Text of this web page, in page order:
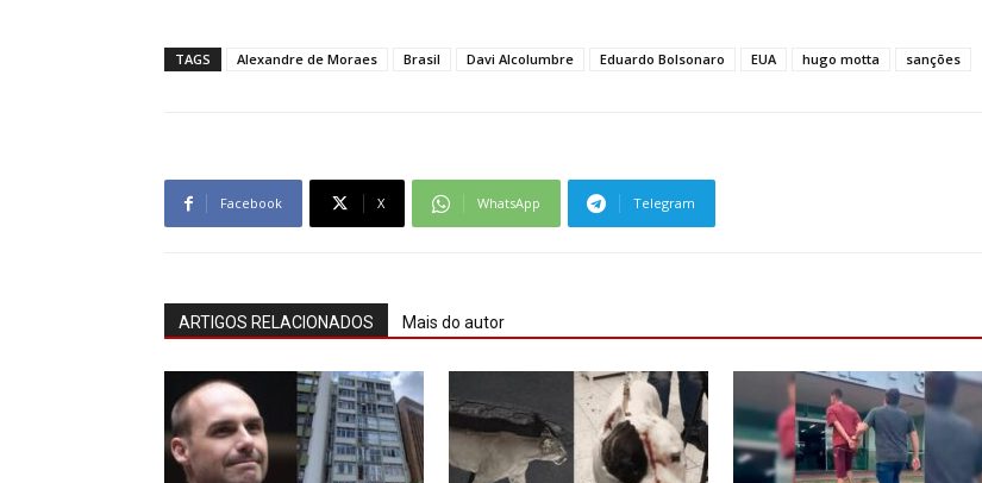
TAGS Alexandre de Moraes Brasil Davi Alcolumbre Eduardo Bolsonaro EUA hugo motta sanções
Facebook X WhatsApp Telegram
ARTIGOS RELACIONADOS Mais do autor